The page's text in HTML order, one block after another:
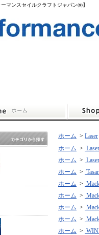
マンスセイルクラフトジャパン㈱】
ホーム > Laser
ホーム > Laser
ホーム > Laser
ホーム > Tasar
ホーム >
ホーム >
ホーム >
ホーム >
ホーム >